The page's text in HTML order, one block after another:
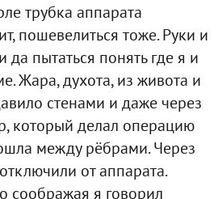
трубка аппарата
пошевелиться тоже. Руки и
пытаться понять где я и
Жара, духота, из живота и
стенами и даже через
который делал операцию
между рёбрами. Через
от аппарата.
соображая я говорил